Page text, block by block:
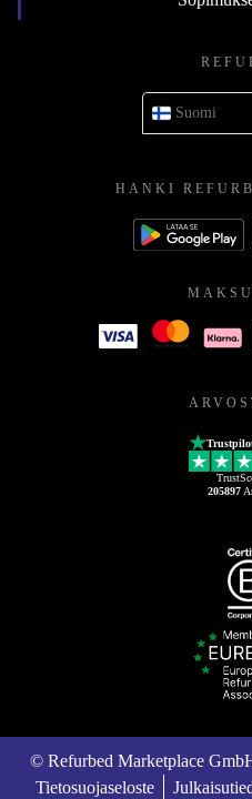
Suomi
HANKI
205897
© Refurbed Marketplace
Tietosuojaseloste